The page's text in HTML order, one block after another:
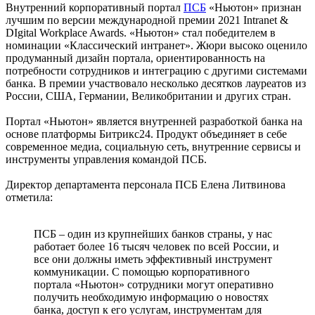
Внутренний корпоративный портал ПСБ «Ньютон» признан
лучшим по версии международной премии 2021 Intranet &
DIgital Workplace Awards. «Ньютон» стал победителем в
номинации «Классический интранет». Жюри высоко оценило
продуманный дизайн портала, ориентированность на
потребности сотрудников и интеграцию с другими системами
банка. В премии участвовало несколько десятков лауреатов из
России, США, Германии, Великобритании и других стран.
Портал «Ньютон» является внутренней разработкой банка на
основе платформы Битрикс24. Продукт объединяет в себе
современное медиа, социальную сеть, внутренние сервисы и
инструменты управления командой ПСБ.
Директор департамента персонала ПСБ Елена Литвинова
отметила:
ПСБ – один из крупнейших банков страны, у нас
работает более 16 тысяч человек по всей России, и
все они должны иметь эффективный инструмент
коммуникации. С помощью корпоративного
портала «Ньютон» сотрудники могут оперативно
получить необходимую информацию о новостях
банка, доступ к его услугам, инструментам для